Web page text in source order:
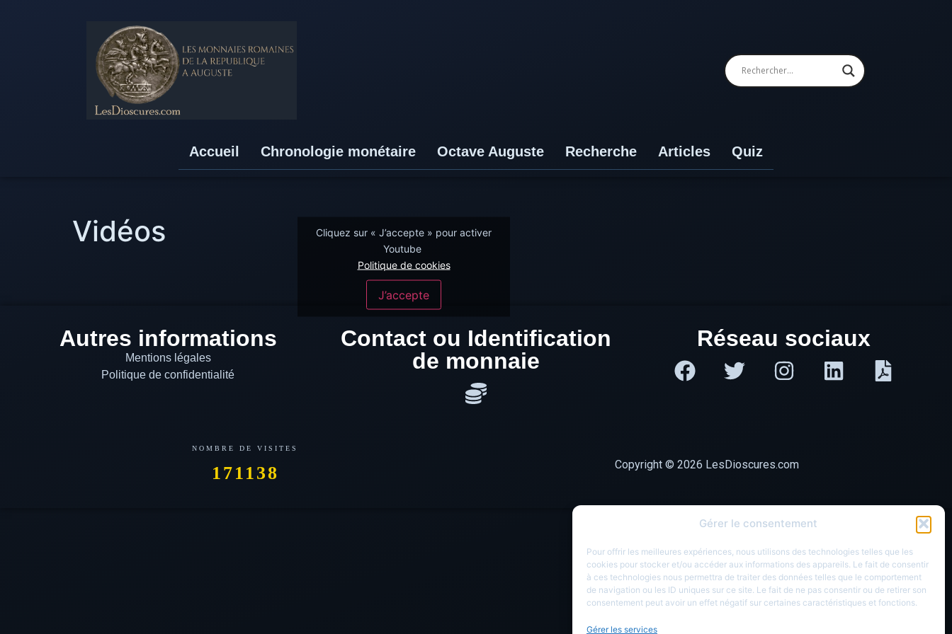
Gérer le consentement
Pour offrir les meilleures expériences, nous utilisons des technologies telles que les
cookies pour stocker et/ou accéder aux informations des appareils. Le fait de consentir
à ces technologies nous permettra de traiter des données telles que le comportement
de navigation ou les ID uniques sur ce site. Le fait de ne pas consentir ou de retirer son
consentement peut avoir un effet négatif sur certaines caractéristiques et fonctions.
Gérer les services
Accueil Chronologie monétaire Octave Auguste Recherche Articles Quiz
Vidéos
Cliquez sur « J’accepte » pour activer
Youtube
Politique de cookies
J’accepte
Autres informations
Mentions légales
Politique de confidentialité
Contact ou Identification
de monnaie
Réseau sociaux
171138 Copyright © 2026 LesDioscures.com